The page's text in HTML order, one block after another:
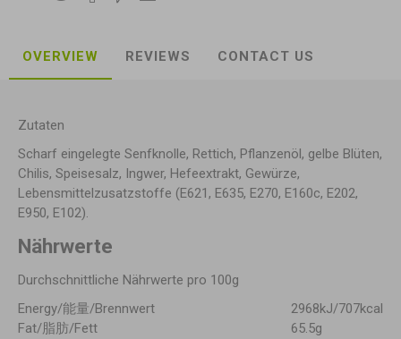
OVERVIEW REVIEWS CONTACT US
Zutaten
Scharf eingelegte Senfknolle, Rettich, Pflanzenöl, gelbe Blüten,
Chilis, Speisesalz, Ingwer, Hefeextrakt, Gewürze,
Lebensmittelzusatzstoffe (E621, E635, E270, E160c, E202,
E950, E102).
Nährwerte
Durchschnittliche Nährwerte pro 100g
Energy/能量/Brennwert
2968kJ/707kcal
Fat/脂肪/Fett
65.5g